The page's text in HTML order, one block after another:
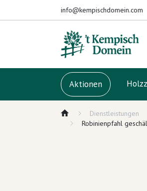
Zum Inhalt springen
Aktionen
info@kempischdomein.com
Dienstleistungen
Robinienpfahl